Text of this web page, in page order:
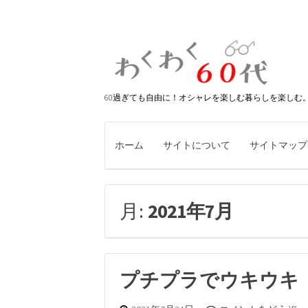
60過ぎても自由に！オシャレを楽しむ暮らしを楽しむ。
ホーム サイトについて サイトマップ
月: 2021年7月
プチプラでウキウキ